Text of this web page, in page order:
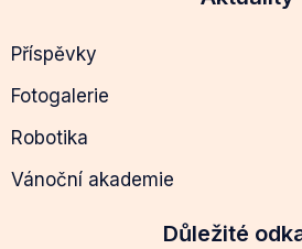
Příspěvky
Fotogalerie
Robotika
Vánoční akademie
Důležité